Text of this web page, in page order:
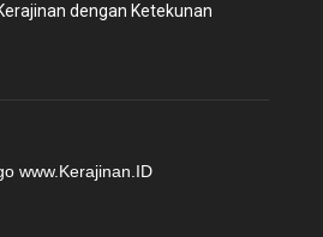
dengan Ketekunan